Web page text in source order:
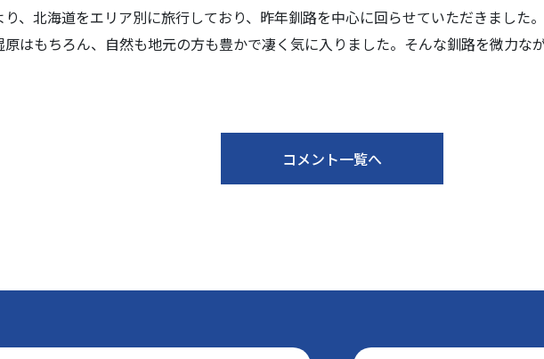
り、北海道をエリア別に旅行しており、昨年釧路を中心に回らせていただきました。
原はもちろん、自然も地元の方も豊かで凄く気に入りました。そんな釧路を微力な
コメント一覧へ